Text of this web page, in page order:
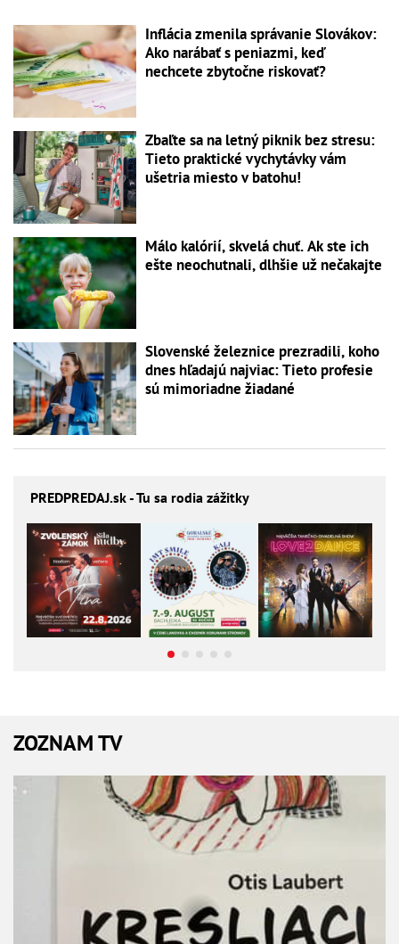
Inflácia zmenila správanie Slovákov:
Ako narábať s peniazmi, keď
nechcete zbytočne riskovať?
Zbaľte sa na letný piknik bez stresu:
Tieto praktické vychytávky vám
ušetria miesto v batohu!
Málo kalórií, skvelá chuť. Ak ste ich
ešte neochutnali, dlhšie už nečakajte
Slovenské železnice prezradili, koho
dnes hľadajú najviac: Tieto profesie
sú mimoriadne žiadané
PREDPREDAJ.sk - Tu sa rodia zážitky
ZOZNAM TV